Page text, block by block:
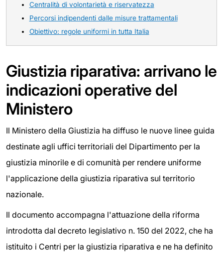
Centralità di volontarietà e riservatezza
Percorsi indipendenti dalle misure trattamentali
Obiettivo: regole uniformi in tutta Italia
Giustizia riparativa: arrivano le
indicazioni operative del
Ministero
Il Ministero della Giustizia ha diffuso le nuove linee guida
destinate agli uffici territoriali del Dipartimento per la
giustizia minorile e di comunità per rendere uniforme
l'applicazione della giustizia riparativa sul territorio
nazionale.
Il documento accompagna l'attuazione della riforma
introdotta dal decreto legislativo n. 150 del 2022, che ha
istituito i Centri per la giustizia riparativa e ne ha definito